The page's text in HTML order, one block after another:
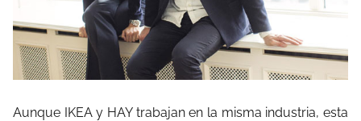
Aunque IKEA y HAY trabajan en la misma industria, esta